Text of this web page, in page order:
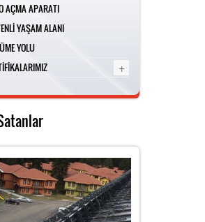
AÇMA APARATI
YAŞAM ALANI
YOLU
+